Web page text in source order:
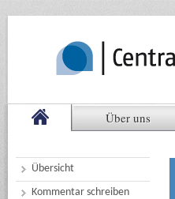
Über uns
Übersicht
Kommentar schreiben